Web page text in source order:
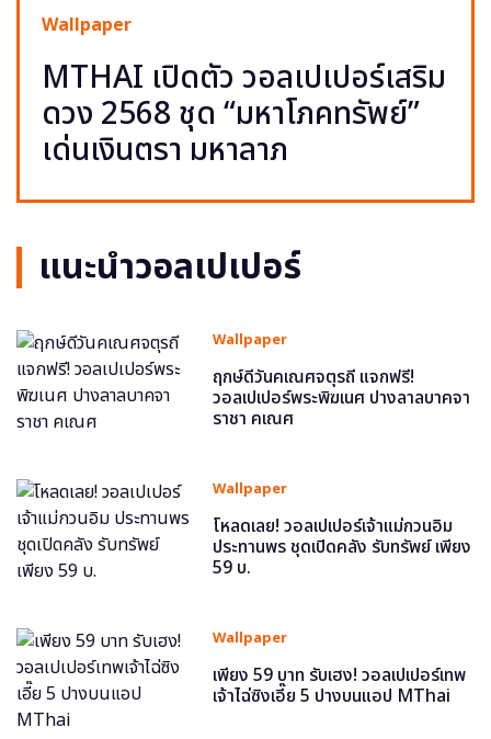
Wallpaper
MTHAI เปิดตัว วอลเปเปอร์เสริม
ดวง 2568 ชุด “มหาโภคทรัพย์”
เด่นเงินตรา มหาลาภ
แนะนำวอลเปเปอร์
Wallpaper
ฤกษ์ดีวันคเณศจตุรถี แจกฟรี!
วอลเปเปอร์พระพิฆเนศ ปางลาลบาคจา
ราชา คเณศ
Wallpaper
โหลดเลย! วอลเปเปอร์เจ้าแม่กวนอิม
ประทานพร ชุดเปิดคลัง รับทรัพย์ เพียง
59 บ.
Wallpaper
เพียง 59 บาท รับเฮง! วอลเปเปอร์เทพ
เจ้าไฉ่ซิงเอี๊ย 5 ปางบนแอป MThai